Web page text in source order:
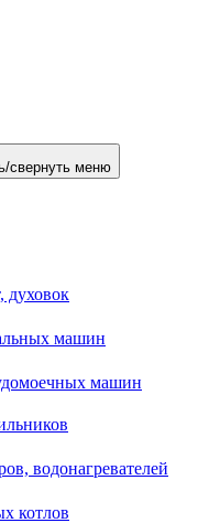
свернуть меню
духовок
машин
машин
водонагревателей
котлов